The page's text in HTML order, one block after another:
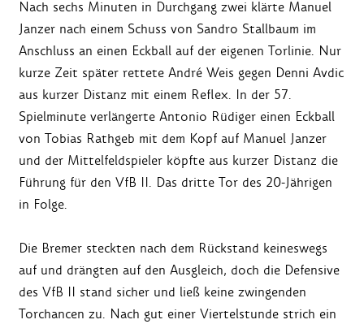
Nach sechs Minuten in Durchgang zwei klärte Manuel
Janzer nach einem Schuss von Sandro Stallbaum im
Anschluss an einen Eckball auf der eigenen Torlinie. Nur
kurze Zeit später rettete André Weis gegen Denni Avdic
aus kurzer Distanz mit einem Reflex. In der 57.
Spielminute verlängerte Antonio Rüdiger einen Eckball
von Tobias Rathgeb mit dem Kopf auf Manuel Janzer
und der Mittelfeldspieler köpfte aus kurzer Distanz die
Führung für den VfB II. Das dritte Tor des 20-Jährigen
in Folge.
Die Bremer steckten nach dem Rückstand keineswegs
auf und drängten auf den Ausgleich, doch die Defensive
des VfB II stand sicher und ließ keine zwingenden
Torchancen zu. Nach gut einer Viertelstunde strich ein